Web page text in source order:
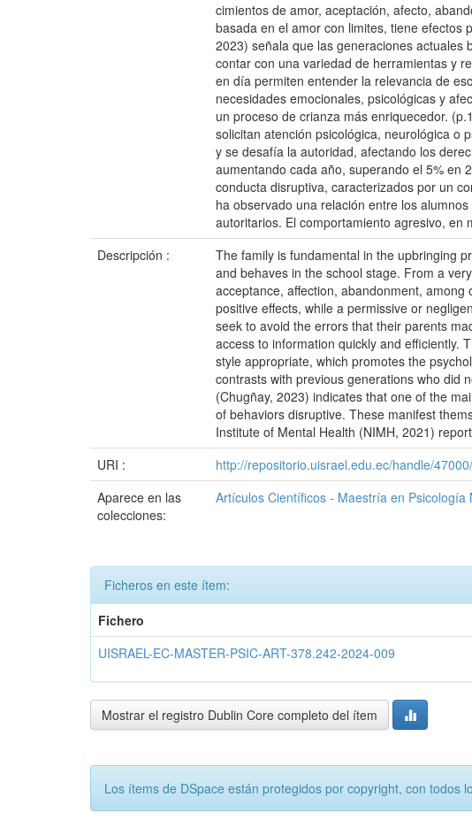
cimientos de amor, aceptación, afecto,
basada en el amor con limites, tiene efectos
2023) señala que las generaciones actuales
contar con una variedad de herramientas y
en día permiten entender la relevancia de
necesidades emocionales, psicológicas y
un proceso de crianza más enriquecedor.
solicitan atención psicológica, neurológica o
y se desafía la autoridad, afectando los
aumentando cada año, superando el 5% en
conducta disruptiva, caracterizados por un
ha observado una relación entre los
autoritarios. El comportamiento agresivo, en
Descripción :
The family is fundamental in the upbringing
and behaves in the school stage. From a
acceptance, affection, abandonment,
positive effects, while a permissive or
seek to avoid the errors that their parents
access to information quickly and efficiently.
style appropriate, which promotes the
contrasts with previous generations who did
(Chugñay, 2023) indicates that one of the
of behaviors disruptive. These manifest
Institute of Mental Health (NIMH, 2021)
URI :
http://repositorio.uisrael.edu.ec/handle/
Aparece en las
colecciones:
Artículos Científicos - Maestría en
Ficheros en este ítem:
Fichero
UISRAEL-EC-MASTER-PSIC-ART-378.242-2024-009
Mostrar el registro Dublin Core completo del ítem
Los ítems de DSpace están protegidos por copyright, con todos